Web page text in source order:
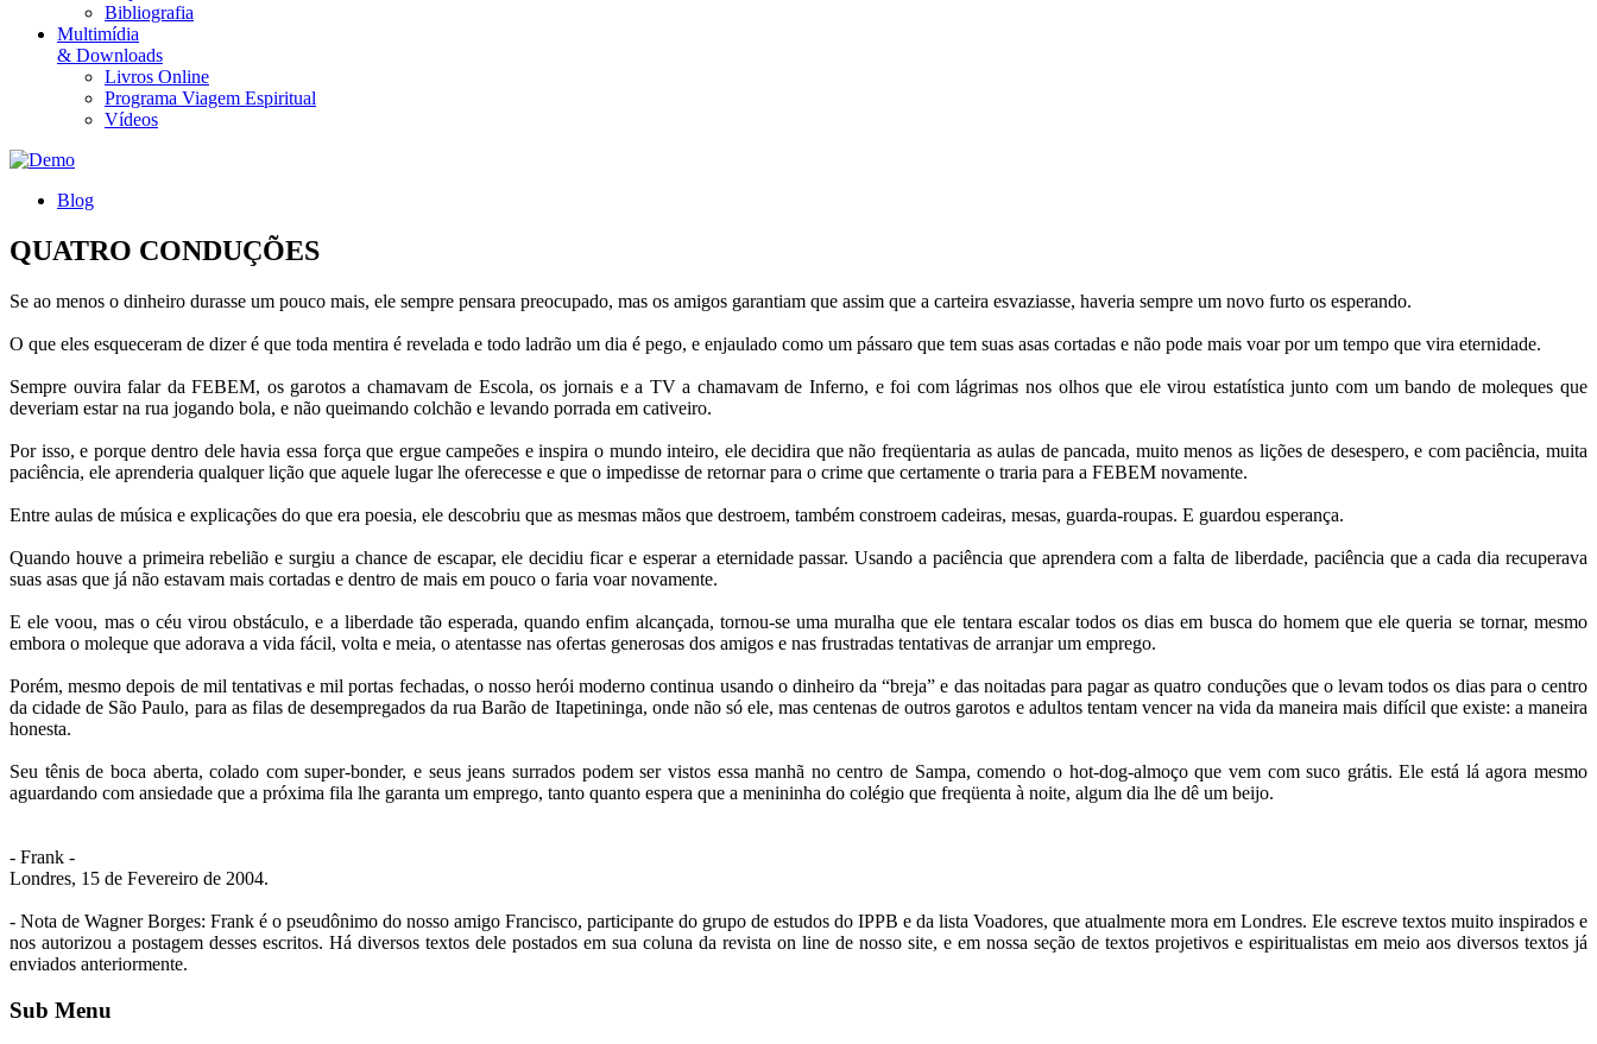
Bibliografia
Multimídia
& Downloads
Livros Online
Programa Viagem Espiritual
Vídeos
Blog
QUATRO CONDUÇÕES
Se ao menos o dinheiro durasse um pouco mais, ele sempre pensara preocupado, mas os amigos garantiam que assim que a carteira esvaziasse, haveria sempre um novo furto os esperando.
O que eles esqueceram de dizer é que toda mentira é revelada e todo ladrão um dia é pego, e enjaulado como um pássaro que tem suas asas cortadas e não pode mais voar por um tempo que vira eternidade.
Sempre ouvira falar da FEBEM, os garotos a chamavam de Escola, os jornais e a TV a chamavam de Inferno, e foi com lágrimas nos olhos que ele virou estatística junto com um bando de moleques que
deveriam estar na rua jogando bola, e não queimando colchão e levando porrada em cativeiro.
Por isso, e porque dentro dele havia essa força que ergue campeões e inspira o mundo inteiro, ele decidira que não freqüentaria as aulas de pancada, muito menos as lições de desespero, e com paciência, muita
paciência, ele aprenderia qualquer lição que aquele lugar lhe oferecesse e que o impedisse de retornar para o crime que certamente o traria para a FEBEM novamente.
Entre aulas de música e explicações do que era poesia, ele descobriu que as mesmas mãos que destroem, também constroem cadeiras, mesas, guarda-roupas. E guardou esperança.
Quando houve a primeira rebelião e surgiu a chance de escapar, ele decidiu ficar e esperar a eternidade passar. Usando a paciência que aprendera com a falta de liberdade, paciência que a cada dia recuperava
suas asas que já não estavam mais cortadas e dentro de mais em pouco o faria voar novamente.
E ele voou, mas o céu virou obstáculo, e a liberdade tão esperada, quando enfim alcançada, tornou-se uma muralha que ele tentara escalar todos os dias em busca do homem que ele queria se tornar, mesmo
embora o moleque que adorava a vida fácil, volta e meia, o atentasse nas ofertas generosas dos amigos e nas frustradas tentativas de arranjar um emprego.
Porém, mesmo depois de mil tentativas e mil portas fechadas, o nosso herói moderno continua usando o dinheiro da “breja” e das noitadas para pagar as quatro conduções que o levam todos os dias para o centro
da cidade de São Paulo, para as filas de desempregados da rua Barão de Itapetininga, onde não só ele, mas centenas de outros garotos e adultos tentam vencer na vida da maneira mais difícil que existe: a maneira
honesta.
Seu tênis de boca aberta, colado com super-bonder, e seus jeans surrados podem ser vistos essa manhã no centro de Sampa, comendo o hot-dog-almoço que vem com suco grátis. Ele está lá agora mesmo
aguardando com ansiedade que a próxima fila lhe garanta um emprego, tanto quanto espera que a menininha do colégio que freqüenta à noite, algum dia lhe dê um beijo.
- Frank -
Londres, 15 de Fevereiro de 2004.
- Nota de Wagner Borges: Frank é o pseudônimo do nosso amigo Francisco, participante do grupo de estudos do IPPB e da lista Voadores, que atualmente mora em Londres. Ele escreve textos muito inspirados e
nos autorizou a postagem desses escritos. Há diversos textos dele postados em sua coluna da revista on line de nosso site, e em nossa seção de textos projetivos e espiritualistas em meio aos diversos textos já
enviados anteriormente.
Sub Menu